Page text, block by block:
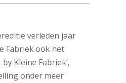
verleden jaar
Fabriek ook het
Kleine Fabriek’,
onder meer